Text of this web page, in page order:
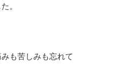
。
も苦しみも忘れて